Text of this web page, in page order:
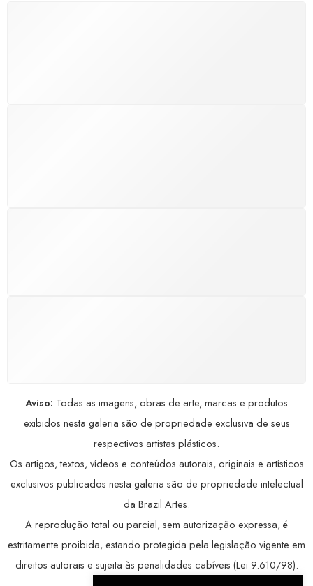
Aviso: Todas as imagens, obras de arte, marcas e produtos
exibidos nesta galeria são de propriedade exclusiva de seus
respectivos artistas plásticos.
Os artigos, textos, vídeos e conteúdos autorais, originais e artísticos
exclusivos publicados nesta galeria são de propriedade intelectual
da Brazil Artes.
A reprodução total ou parcial, sem autorização expressa, é
estritamente proibida, estando protegida pela legislação vigente em
direitos autorais e sujeita às penalidades cabíveis (Lei 9.610/98).